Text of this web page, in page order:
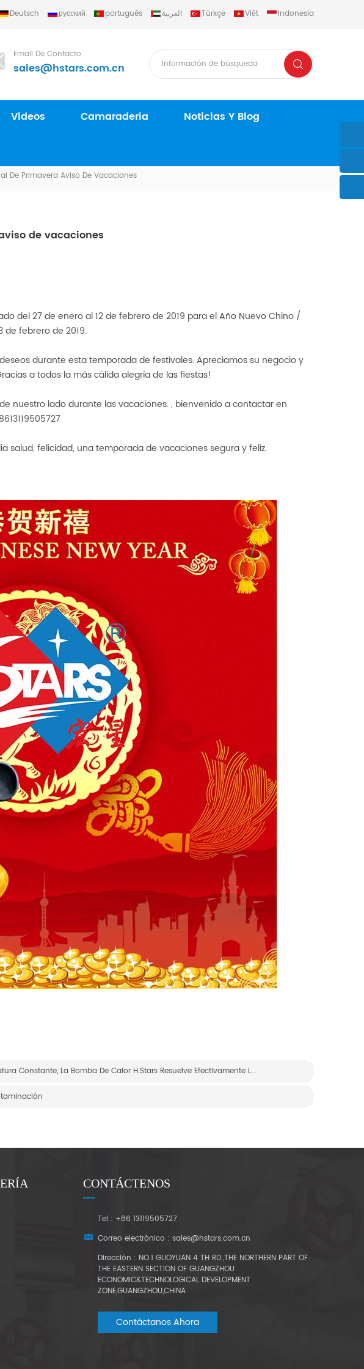
Deutsch русский português العربية Türkçe Việt Indonesia
Email De Contacto
sales@hstars.com.cn
Videos Camaradería Noticias Y Blog
De Primavera Aviso De Vacaciones
de vacaciones
del 27 de enero al 12 de febrero de 2019 para el Año Nuevo Chino /
de febrero de 2019.
durante esta temporada de festivales. Apreciamos su negocio y
a todos la más cálida alegría de las fiestas!
nuestro lado durante las vacaciones., bienvenido a contactar en
salud, felicidad, una temporada de vacaciones segura y feliz.
Cinco Métodos De Acuicultura A Temperatura Constante, La Bomba De Calor H.stars Resuelve Efectivamente Los Problemas De Control De La Temperatura Del Agua.
CONTÁCTENOS
Tel : +86 13119505727
Correo electrónico :sales@hstars.com.cn
Dirección : NO.1 GUOYUAN 4 TH RD.,THE NORTHERN PART OF
THE EASTERN SECTION OF GUANGZHOU
ECONOMIC&TECHNOLOGICAL DEVELOPMENT
ZONE,GUANGZHOU,CHINA
Contáctanos Ahora